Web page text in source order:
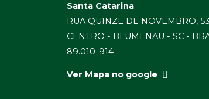
Santa Catarina
RUA QUINZE DE NOVEMBRO,
CENTRO - BLUMENAU - SC -
89.010-914
Ver Mapa no google